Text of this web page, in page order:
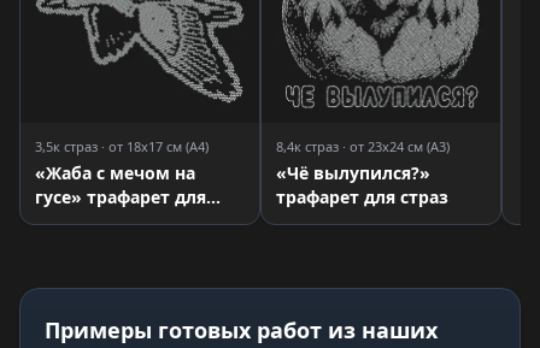
3,5к страз · от 18x17 см (A4)
«Жаба с мечом на
гусе» трафарет для
страз
8,4к страз · от 23x24 см (A3)
«Чё вылупился?»
трафарет для страз
Примеры готовых работ из наших